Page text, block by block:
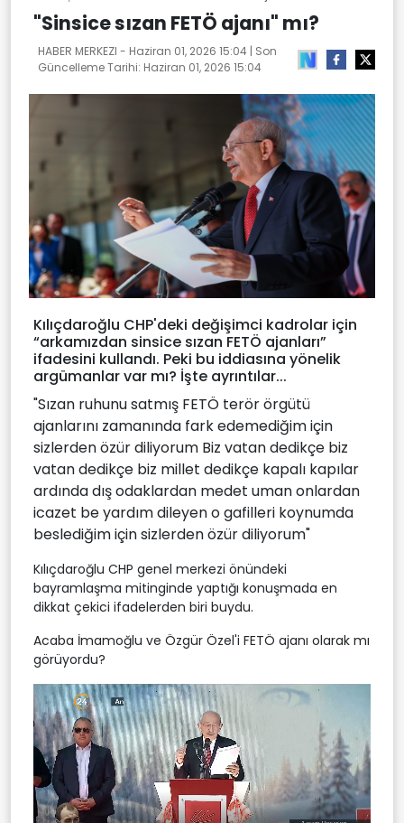
"Sinsice sızan FETÖ ajanı" mı?
HABER MERKEZI - Haziran 01, 2026 15:04 | Son
Güncelleme Tarihi: Haziran 01, 2026 15:04
Kılıçdaroğlu CHP'deki değişimci kadrolar için
“arkamızdan sinsice sızan FETÖ ajanları”
ifadesini kullandı. Peki bu iddiasına yönelik
argümanlar var mı? İşte ayrıntılar...
"Sızan ruhunu satmış FETÖ terör örgütü
ajanlarını zamanında fark edemediğim için
sizlerden özür diliyorum Biz vatan dedikçe biz
vatan dedikçe biz millet dedikçe kapalı kapılar
ardında dış odaklardan medet uman onlardan
icazet be yardım dileyen o gafilleri koynumda
beslediğim için sizlerden özür diliyorum"
Kılıçdaroğlu CHP genel merkezi önündeki
bayramlaşma mitinginde yaptığı konuşmada en
dikkat çekici ifadelerden biri buydu.
Acaba İmamoğlu ve Özgür Özel'i FETÖ ajanı olarak mı
görüyordu?